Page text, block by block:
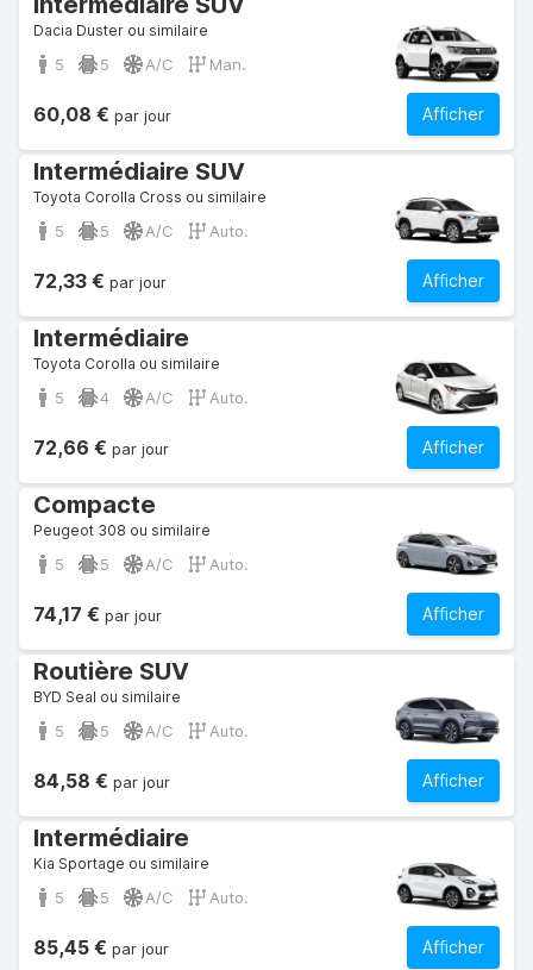
Dacia Duster ou similaire
5 5 A/C Man.
Afficher
60,08 € par jour
Intermédiaire SUV
Toyota Corolla Cross ou similaire
5 5 A/C Auto.
Afficher
72,33 € par jour
Intermédiaire
Toyota Corolla ou similaire
5 4 A/C Auto.
Afficher
72,66 € par jour
Compacte
Peugeot 308 ou similaire
5 5 A/C Auto.
Afficher
74,17 € par jour
Routière SUV
BYD Seal ou similaire
5 5 A/C Auto.
Afficher
84,58 € par jour
Intermédiaire
Kia Sportage ou similaire
5 5 A/C Auto.
Afficher
85,45 € par jour